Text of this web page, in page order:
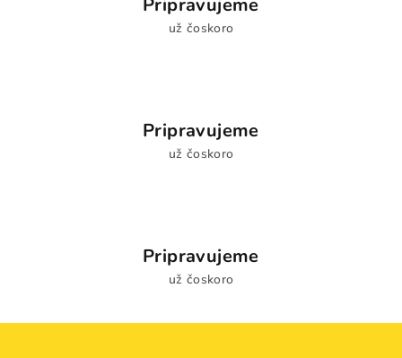
Pripravujeme
už čoskoro
Pripravujeme
už čoskoro
Pripravujeme
už čoskoro